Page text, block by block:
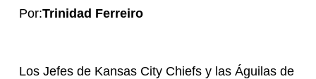
Por:Trinidad Ferreiro
Los Jefes de Kansas City Chiefs y las Águilas de